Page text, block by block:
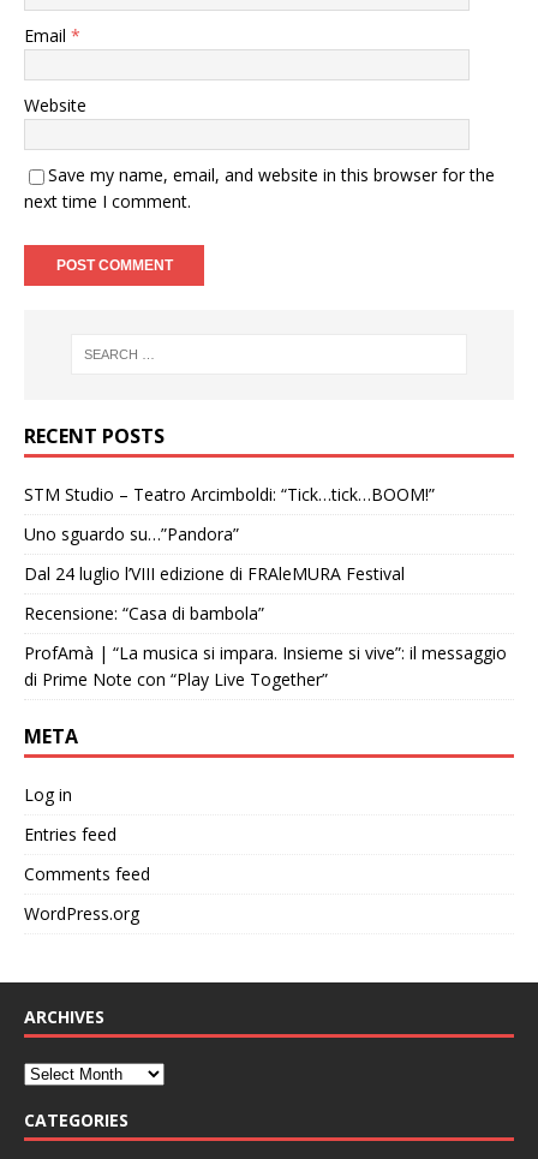
Email *
Website
Save my name, email, and website in this browser for the
next time I comment.
RECENT POSTS
STM Studio – Teatro Arcimboldi: “Tick…tick…BOOM!”
Uno sguardo su…”Pandora”
Dal 24 luglio l’VIII edizione di FRAleMURA Festival
Recensione: “Casa di bambola”
ProfAmà | “La musica si impara. Insieme si vive”: il messaggio
di Prime Note con “Play Live Together”
META
Log in
Entries feed
Comments feed
WordPress.org
ARCHIVES
CATEGORIES